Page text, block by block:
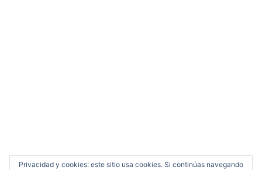
Privacidad y cookies: este sitio usa cookies. Si continúas navegando